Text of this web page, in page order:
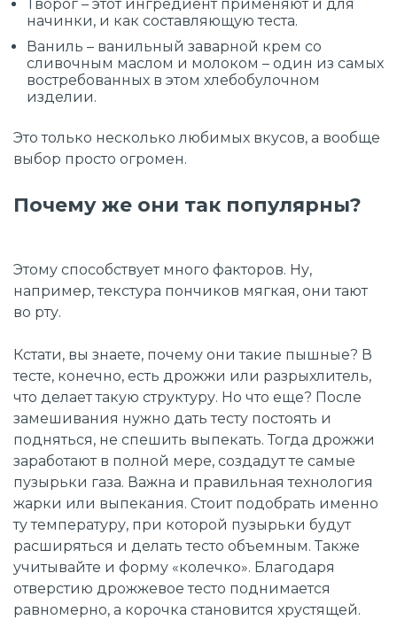
Творог – этот ингредиент применяют и для
начинки, и как составляющую теста.
Ваниль – ванильный заварной крем со
сливочным маслом и молоком – один из самых
востребованных в этом хлебобулочном
изделии.
Это только несколько любимых вкусов, а вообще
выбор просто огромен.
Почему же они так популярны?
Этому способствует много факторов. Ну,
например, текстура пончиков мягкая, они тают
во рту.
Кстати, вы знаете, почему они такие пышные? В
тесте, конечно, есть дрожжи или разрыхлитель,
что делает такую структуру. Но что еще? После
замешивания нужно дать тесту постоять и
подняться, не спешить выпекать. Тогда дрожжи
заработают в полной мере, создадут те самые
пузырьки газа. Важна и правильная технология
жарки или выпекания. Стоит подобрать именно
ту температуру, при которой пузырьки будут
расширяться и делать тесто объемным. Также
учитывайте и форму «колечко». Благодаря
отверстию дрожжевое тесто поднимается
равномерно, а корочка становится хрустящей.